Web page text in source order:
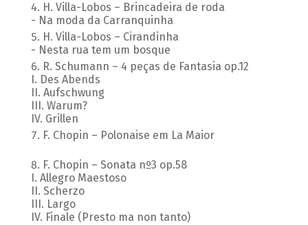
H. Villa-Lobos – Brincadeira de roda
- Na moda da Carranquinha
H. Villa-Lobos – Cirandinha
- Nesta rua tem um bosque
R. Schumann – 4 peças de Fantasia op.12
I. Des Abends
II. Aufschwung
III. Warum?
IV. Grillen
F. Chopin – Polonaise em La Maior
F. Chopin – Sonata nº3 op.58
I. Allegro Maestoso
II. Scherzo
III. Largo
IV. Finale (Presto ma non tanto)